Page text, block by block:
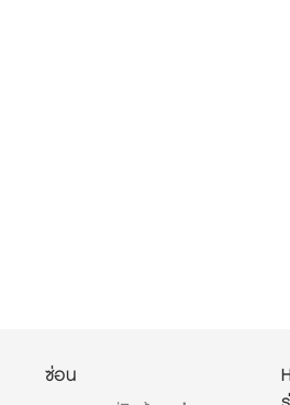
ซ่อน